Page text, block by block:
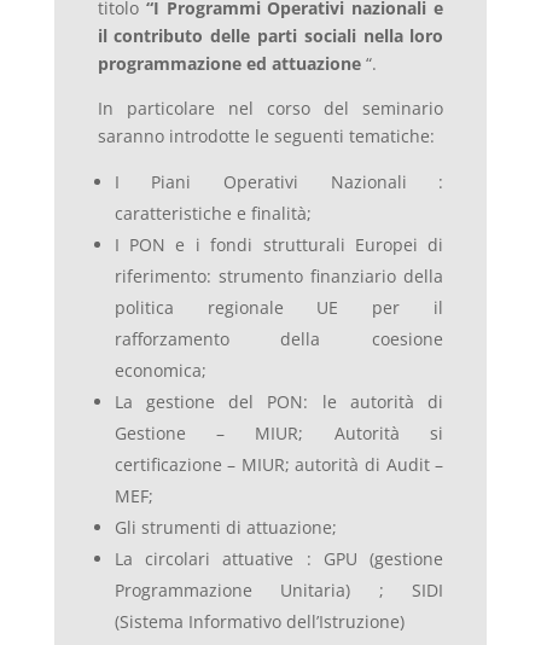
titolo “I Programmi Operativi nazionali e
il contributo delle parti sociali nella loro
programmazione ed attuazione“.
In particolare nel corso del seminario
saranno introdotte le seguenti tematiche:
I Piani Operativi Nazionali :
caratteristiche e finalità;
I PON e i fondi strutturali Europei di
riferimento: strumento finanziario della
politica regionale UE per il
rafforzamento della coesione
economica;
La gestione del PON: le autorità di
Gestione – MIUR; Autorità si
certificazione – MIUR; autorità di Audit –
MEF;
Gli strumenti di attuazione;
La circolari attuative : GPU (gestione
Programmazione Unitaria) ; SIDI
(Sistema Informativo dell’Istruzione)